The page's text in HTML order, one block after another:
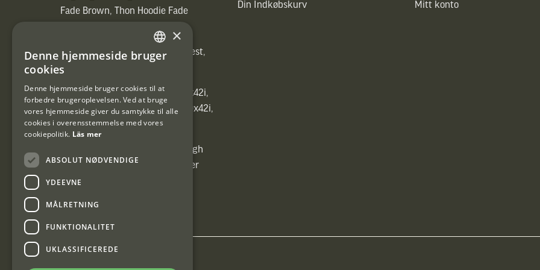
Fade Brown, Thon Hoodie Fade
[ih_use_fallback_field(Heated vest,
Heated vest)]
[ih_use_fallback_field(C6 1,7-10x42i,
6ggr förstoringsväxel!, C6 1,7-10x42i,
6ggr förstoringsväxel!)]
[ih_use_fallback_field(Carrier High
Energy Professional 15kg, Carrier
High Energy Professional 15kg)]
Din Indkøbskurv Mitt konto
SWEDISH
×
Denne hjemmeside bruger
cookies
Denne hjemmeside bruger cookies til at
forbedre brugeroplevelsen. Ved at bruge
vores hjemmeside giver du samtykke til alle
cookies i overensstemmelse med vores
cookiepolitik. Läs mer
ABSOLUT NØDVENDIGE
YDEEVNE
MÅLRETNING
FUNKTIONALITET
UKLASSIFICEREDE